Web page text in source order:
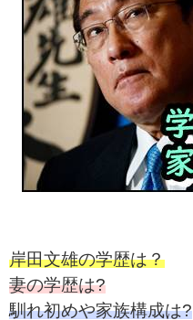
岸田文雄の学歴は？
妻の学歴は?
馴れ初めや家族構成は?